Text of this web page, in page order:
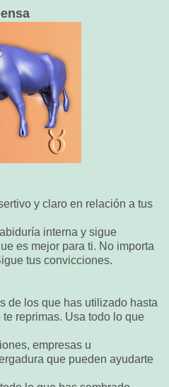
y claro en relación a tus
interna y sigue
es mejor para ti. No importa
tus convicciones.
de los que has utilizado hasta
reprimas. Usa todo lo que
empresas u
que pueden ayudarte